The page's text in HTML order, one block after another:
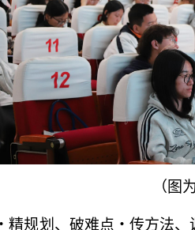
（图
精规划、破难点・传方法